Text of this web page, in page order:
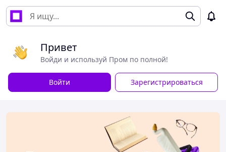
Привет
Войди и используй Пром по полной!
Войти Зарегистрироваться